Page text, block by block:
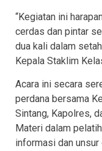
“Kegiatan ini
cerdas dan pintar
dua kali dalam
Kepala Staklim
Acara ini secara
perdana bersama
Sintang, Kapolres,
Materi dalam
informasi dan